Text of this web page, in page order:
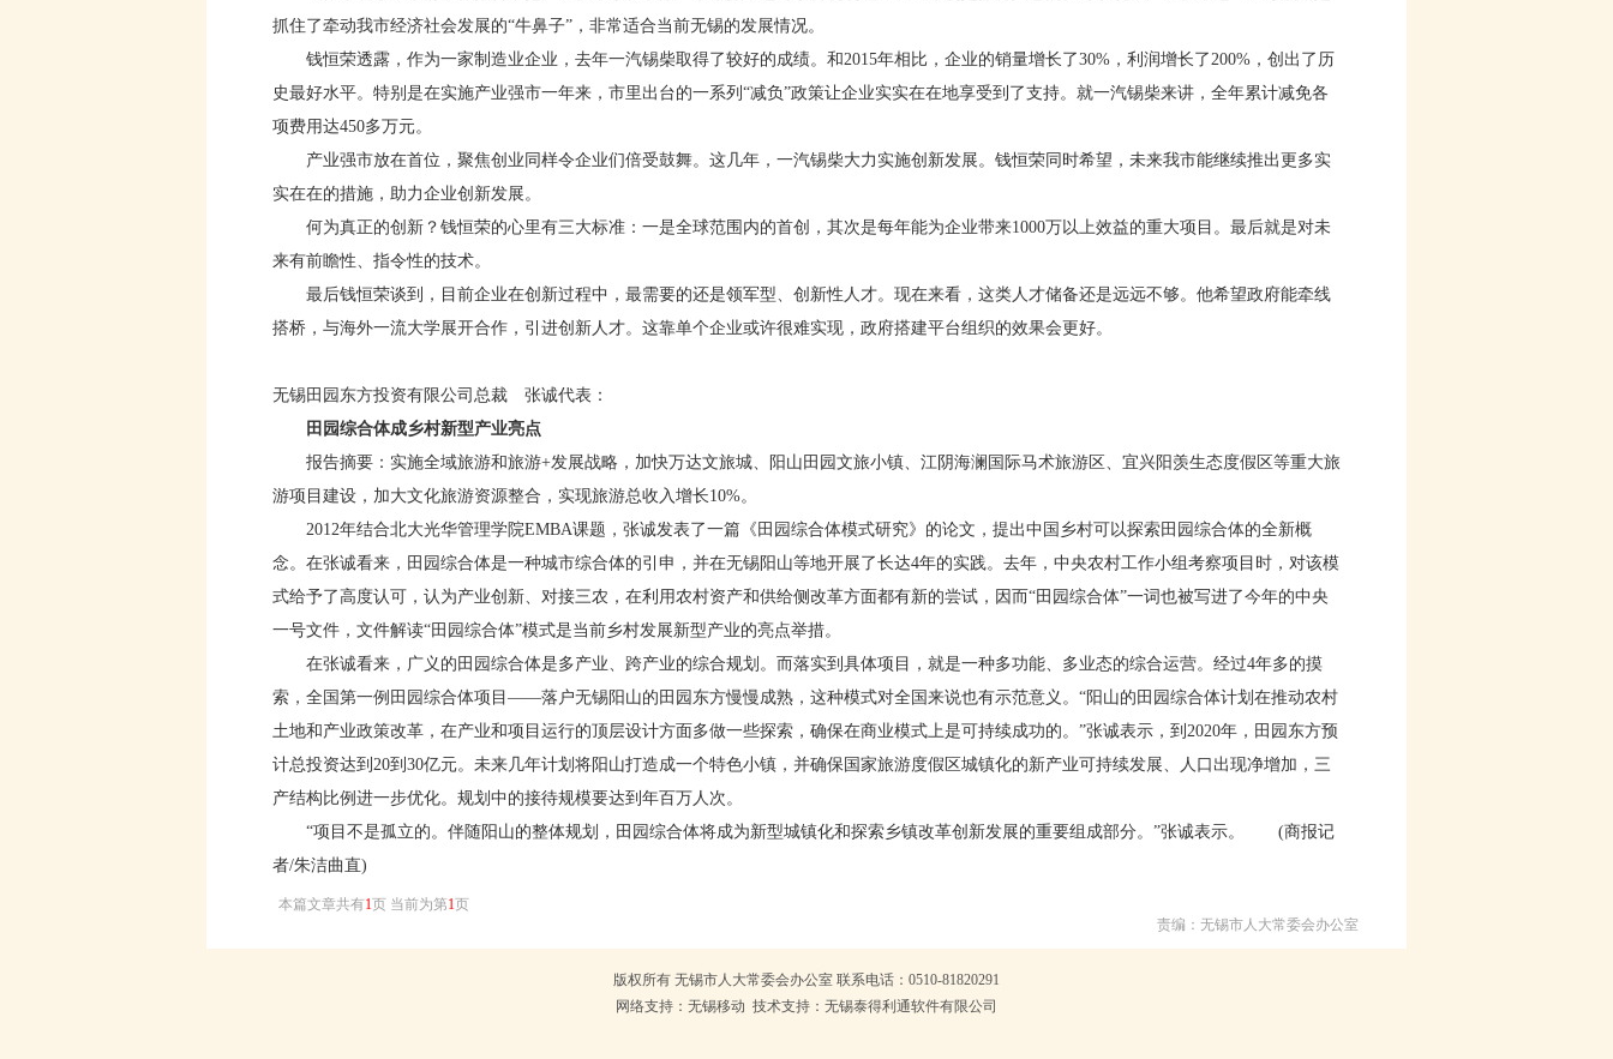
抓住了牵动我市经济社会发展的“牛鼻子”，非常适合当前无锡的发展情况。
钱恒荣透露，作为一家制造业企业，去年一汽锡柴取得了较好的成绩。和2015年相比，企业的销量增长了30%，利润增长了200%，创出了历
史最好水平。特别是在实施产业强市一年来，市里出台的一系列“减负”政策让企业实实在在地享受到了支持。就一汽锡柴来讲，全年累计减免各
项费用达450多万元。
产业强市放在首位，聚焦创业同样令企业们倍受鼓舞。这几年，一汽锡柴大力实施创新发展。钱恒荣同时希望，未来我市能继续推出更多实
实在在的措施，助力企业创新发展。
何为真正的创新？钱恒荣的心里有三大标准：一是全球范围内的首创，其次是每年能为企业带来1000万以上效益的重大项目。最后就是对未
来有前瞻性、指令性的技术。
最后钱恒荣谈到，目前企业在创新过程中，最需要的还是领军型、创新性人才。现在来看，这类人才储备还是远远不够。他希望政府能牵线
搭桥，与海外一流大学展开合作，引进创新人才。这靠单个企业或许很难实现，政府搭建平台组织的效果会更好。
无锡田园东方投资有限公司总裁 张诚代表：
田园综合体成乡村新型产业亮点
报告摘要：实施全域旅游和旅游+发展战略，加快万达文旅城、阳山田园文旅小镇、江阴海澜国际马术旅游区、宜兴阳羡生态度假区等重大旅
游项目建设，加大文化旅游资源整合，实现旅游总收入增长10%。
2012年结合北大光华管理学院EMBA课题，张诚发表了一篇《田园综合体模式研究》的论文，提出中国乡村可以探索田园综合体的全新概
念。在张诚看来，田园综合体是一种城市综合体的引申，并在无锡阳山等地开展了长达4年的实践。去年，中央农村工作小组考察项目时，对该模
式给予了高度认可，认为产业创新、对接三农，在利用农村资产和供给侧改革方面都有新的尝试，因而“田园综合体”一词也被写进了今年的中央
一号文件，文件解读“田园综合体”模式是当前乡村发展新型产业的亮点举措。
在张诚看来，广义的田园综合体是多产业、跨产业的综合规划。而落实到具体项目，就是一种多功能、多业态的综合运营。经过4年多的摸
索，全国第一例田园综合体项目——落户无锡阳山的田园东方慢慢成熟，这种模式对全国来说也有示范意义。“阳山的田园综合体计划在推动农村
土地和产业政策改革，在产业和项目运行的顶层设计方面多做一些探索，确保在商业模式上是可持续成功的。”张诚表示，到2020年，田园东方预
计总投资达到20到30亿元。未来几年计划将阳山打造成一个特色小镇，并确保国家旅游度假区城镇化的新产业可持续发展、人口出现净增加，三
产结构比例进一步优化。规划中的接待规模要达到年百万人次。
“项目不是孤立的。伴随阳山的整体规划，田园综合体将成为新型城镇化和探索乡镇改革创新发展的重要组成部分。”张诚表示。 (商报记
者/朱洁曲直)
本篇文章共有1页 当前为第1页
责编：无锡市人大常委会办公室
版权所有 无锡市人大常委会办公室 联系电话：0510-81820291
网络支持：无锡移动 技术支持：无锡泰得利通软件有限公司